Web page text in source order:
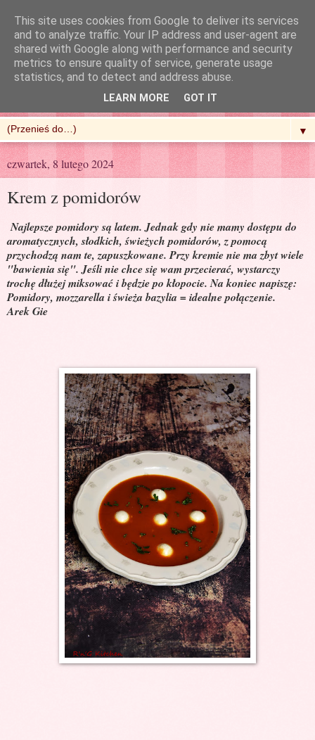
R'n'G Kitchen
▼
czwartek, 8 lutego 2024
Krem z pomidorów
Najlepsze pomidory są latem. Jednak gdy nie mamy dostępu do
aromatycznych, słodkich, świeżych pomidorów, z pomocą
przychodzą nam te, zapuszkowane. Przy kremie nie ma zbyt wiele
"bawienia się". Jeśli nie chce się wam przecierać, wystarczy
trochę dłużej miksować i będzie po kłopocie. Na koniec napiszę:
Pomidory, mozzarella i świeża bazylia = idealne połączenie.
Arek Gie
This site uses cookies from Google to deliver its services
and to analyze traffic. Your IP address and user-agent are
shared with Google along with performance and security
metrics to ensure quality of service, generate usage
statistics, and to detect and address abuse.
LEARN MORE GOT IT